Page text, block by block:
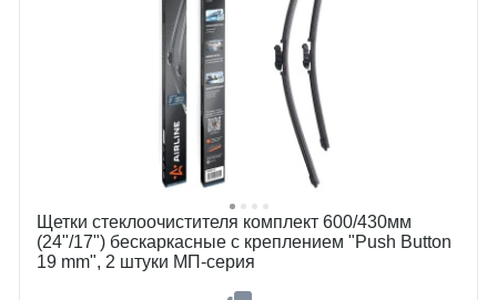
Щетки стеклоочистителя комплект 600/430мм
(24"/17") бескаркасные с креплением "Push Button
19 mm", 2 штуки МП-серия